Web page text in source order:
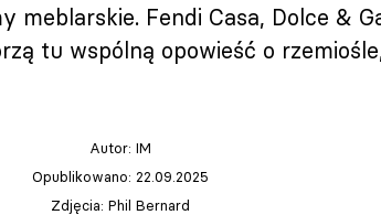
meblarskie. Fendi Casa, Dolce &
tu wspólną opowieść o
Autor: IM
Opublikowano: 22.09.2025
Zdjęcia: Phil Bernard